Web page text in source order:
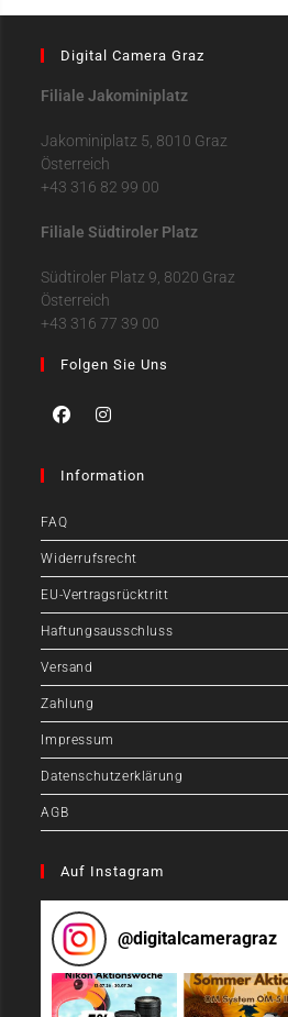
Digital Camera Graz
Filiale Jakominiplatz
Jakominiplatz 5, 8010 Graz
Österreich
+43 316 82 99 00
Filiale Südtiroler Platz
Südtiroler Platz 9, 8020 Graz
Österreich
+43 316 77 39 00
Folgen Sie Uns
Information
FAQ
Widerrufsrecht
EU-Vertragsrücktritt
Haftungsausschluss
Versand
Zahlung
Impressum
Datenschutzerklärung
AGB
Auf Instagram
@digitalcameragraz